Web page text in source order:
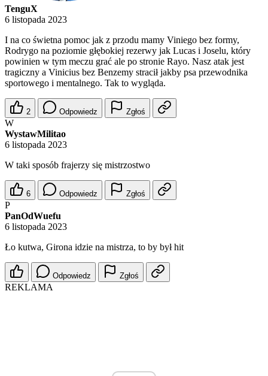
TenguX
6 listopada 2023
I na co świetna pomoc jak z przodu mamy Viniego bez formy,
Rodrygo na poziomie głębokiej rezerwy jak Lucas i Joselu, który
powinien w tym meczu grać ale po stronie Rayo. Nasz atak jest
tragiczny a Vinicius bez Benzemy stracił jakby psa przewodnika
sportowego i mentalnego. Tak to wygląda.
2 Odpowiedz Zgłoś
W
WystawMilitao
6 listopada 2023
W taki sposób frajerzy się mistrzostwo
6 Odpowiedz Zgłoś
P
PanOdWuefu
6 listopada 2023
Ło kutwa, Girona idzie na mistrza, to by był hit
Odpowiedz Zgłoś
REKLAMA